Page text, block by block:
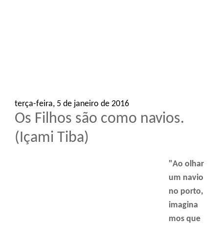
terça-feira, 5 de janeiro de 2016
Os Filhos são como navios.
(Içami Tiba)
"Ao olhar
um navio
no porto,
imagina
mos que